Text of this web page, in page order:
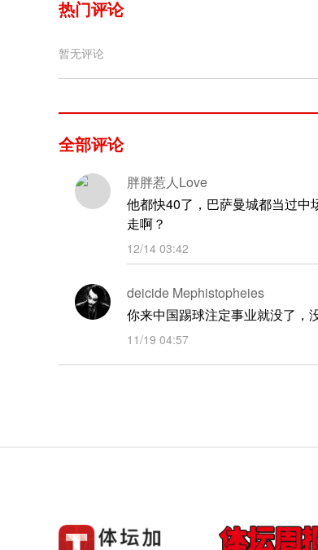
热门评论
暂无评论
全部评论
胖胖惹人Love
他都快40了，巴萨曼城都当过
走啊？
12/14 03:42
deicide Mephistopheies
你来中国踢球注定事业就没了，
11/19 04:57